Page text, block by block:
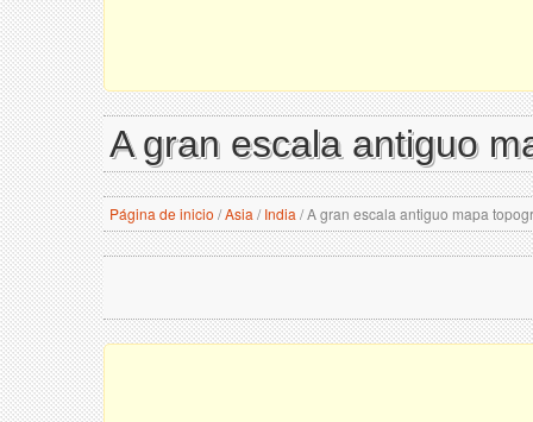
A gran escala antiguo
Página de inicio /Asia / India /A gran escala antiguo mapa